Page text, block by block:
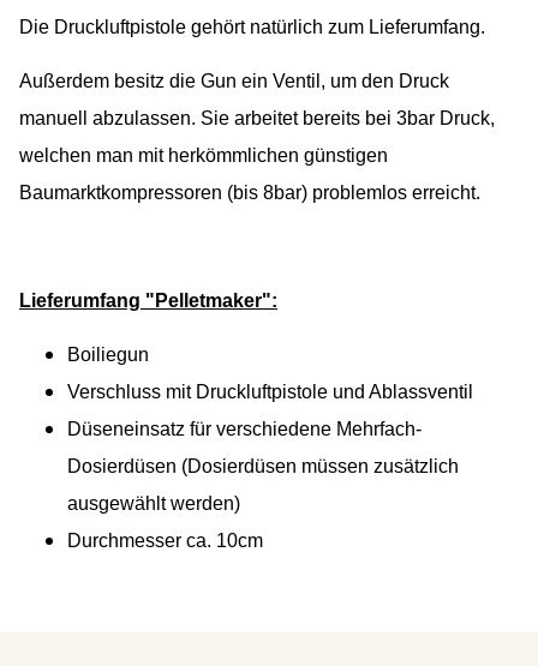
Die Druckluftpistole gehört natürlich zum Lieferumfang.
Außerdem besitz die Gun ein Ventil, um den Druck
manuell abzulassen. Sie arbeitet bereits bei 3bar Druck,
welchen man mit herkömmlichen günstigen
Baumarktkompressoren (bis 8bar) problemlos erreicht.
Lieferumfang "Pelletmaker":
Boiliegun
Verschluss mit Druckluftpistole und Ablassventil
Düseneinsatz für verschiedene Mehrfach-
Dosierdüsen (Dosierdüsen müssen zusätzlich
ausgewählt werden)
Durchmesser ca. 10cm